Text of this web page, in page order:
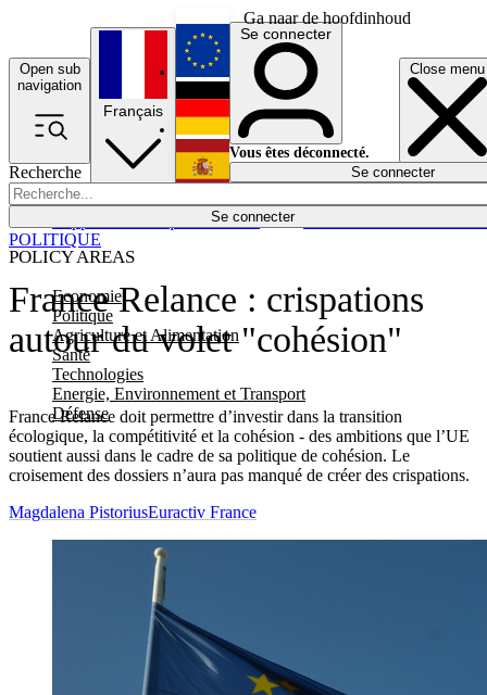
Ga naar de hoofdinhoud
Open sub
navigation
Close menu
Recherche
Se connecter
POLICY AREAS
Economie
Politique
Agriculture et Alimentation
Santé
Technologies
Energie, Environnement et Transport
Défense
Économie
Français
English
Deutsch
Español
Se connecter
Vous êtes déconnecté.
Se connecter
France Relance : crispations
autour du volet "cohésion"
France Relance doit permettre d’investir dans la transition
écologique, la compétitivité et la cohésion - des ambitions que l’UE
soutient aussi dans le cadre de sa politique de cohésion. Le
croisement des dossiers n’aura pas manqué de créer des crispations.
POLITIQUE
Magdalena PistoriusEuractiv France